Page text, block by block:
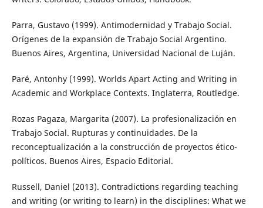
Parra, Gustavo (1999). Antimodernidad y Trabajo Social.
Orígenes de la expansión de Trabajo Social Argentino.
Buenos Aires, Argentina, Universidad Nacional de Luján.
Paré, Antonhy (1999). Worlds Apart Acting and Writing in
Academic and Workplace Contexts. Inglaterra, Routledge.
Rozas Pagaza, Margarita (2007). La profesionalización en
Trabajo Social. Rupturas y continuidades. De la
reconceptualización a la construcción de proyectos ético-
políticos. Buenos Aires, Espacio Editorial.
Russell, Daniel (2013). Contradictions regarding teaching
and writing (or writing to learn) in the disciplines: What we